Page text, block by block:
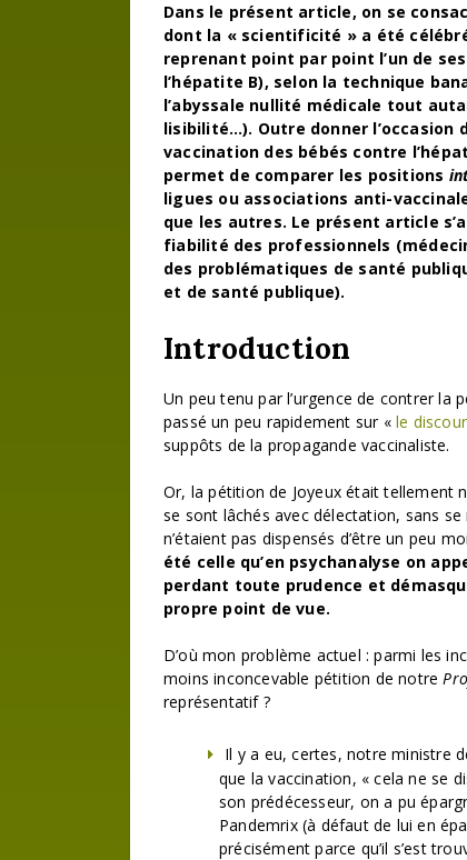
Dans le présent article, on se
dont la « scientificité » a été
reprenant point par point l’un de
l’hépatite B), selon la technique
l’abyssale nullité médicale tout
lisibilité…). Outre donner l’occasion
vaccination des bébés contre
permet de comparer les positions
ligues ou associations anti-
que les autres. Le présent article
fiabilité des professionnels
des problématiques de santé
et de santé publique).
Introduction
Un peu tenu par l’urgence de contrer la
passé un peu rapidement sur « le
suppôts de la propagande vaccinaliste.
Or, la pétition de Joyeux était tellement
se sont lâchés avec délectation, sans
n’étaient pas dispensés d’être un peu
été celle qu’en psychanalyse on
perdant toute prudence et
propre point de vue.
D’où mon problème actuel : parmi les
moins inconcevable pétition de notre
représentatif ?
Il y a eu, certes, notre ministre
que la vaccination, « cela ne se
son prédécesseur, on a pu
Pandemrix (à défaut de lui en
précisément parce qu’il s’est